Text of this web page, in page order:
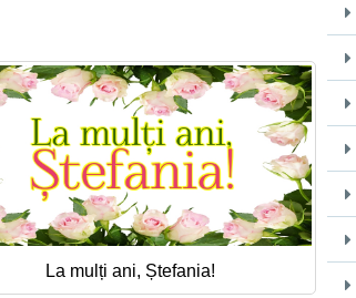
La mulți ani, Ștefania!